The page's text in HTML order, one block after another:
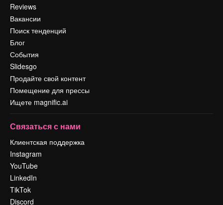
Reviews
Вакансии
Поиск тенденций
Блог
События
Slidesgo
Продайте свой контент
Помещение для прессы
Ищете magnific.ai
Связаться с нами
Клиентская поддержка
Instagram
YouTube
LinkedIn
TikTok
Discord